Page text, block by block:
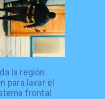
la región
para lavar el
frontal